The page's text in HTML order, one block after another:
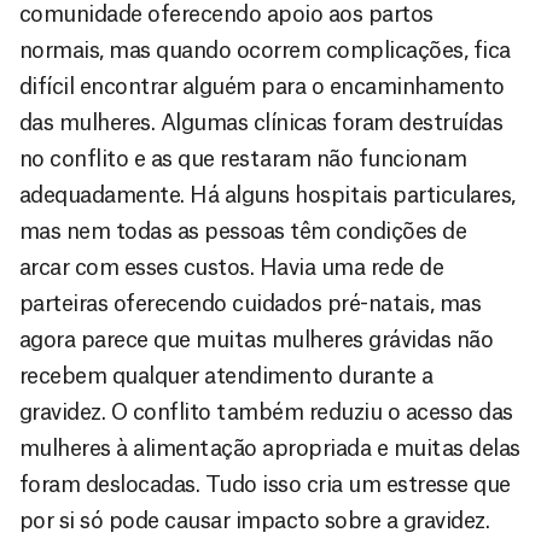
comunidade oferecendo apoio aos partos
normais, mas quando ocorrem complicações, fica
difícil encontrar alguém para o encaminhamento
das mulheres. Algumas clínicas foram destruídas
no conflito e as que restaram não funcionam
adequadamente. Há alguns hospitais particulares,
mas nem todas as pessoas têm condições de
arcar com esses custos. Havia uma rede de
parteiras oferecendo cuidados pré-natais, mas
agora parece que muitas mulheres grávidas não
recebem qualquer atendimento durante a
gravidez. O conflito também reduziu o acesso das
mulheres à alimentação apropriada e muitas delas
foram deslocadas. Tudo isso cria um estresse que
por si só pode causar impacto sobre a gravidez.